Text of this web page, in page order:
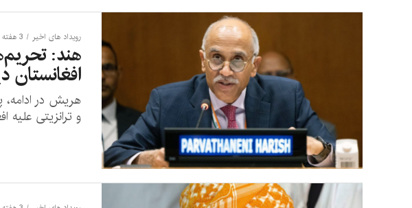
رویداد های اخیر 3 هفته ago
هند:
افغانستان
هریش در ادامه،
و ترانزیتی علیه